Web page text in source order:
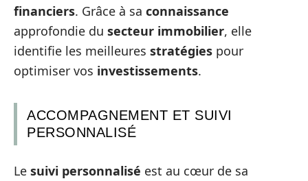
financiers. Grâce à sa connaissance
approfondie du secteur immobilier, elle
identifie les meilleures stratégies pour
optimiser vos investissements.
ACCOMPAGNEMENT ET SUIVI
PERSONNALISÉ
Le suivi personnalisé est au cœur de sa